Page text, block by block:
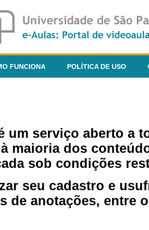
FUNCIONA POLÍTICA DE USO
um serviço aberto a
maioria dos
sob condições
seu cadastro e
de anotações, entre